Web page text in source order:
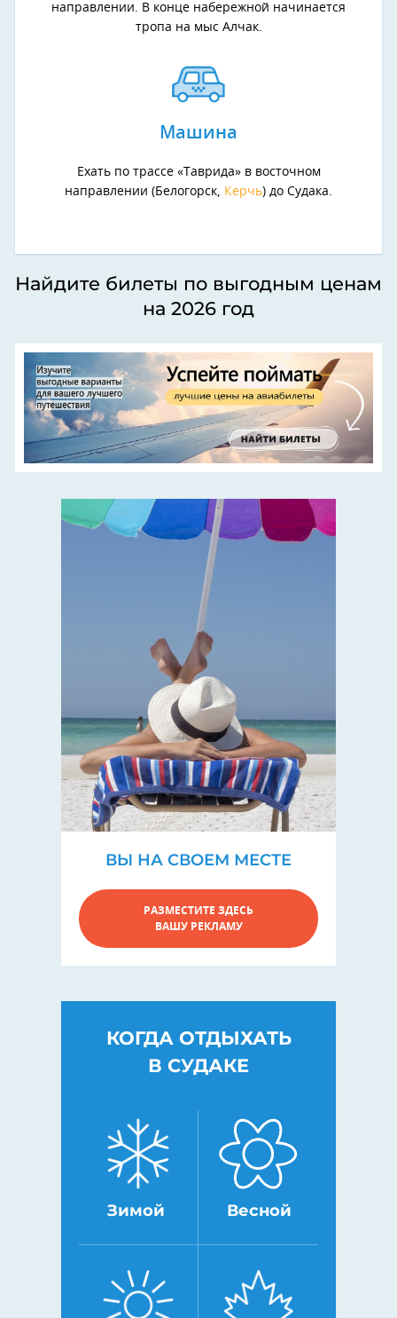
направлении. В конце набережной начинается
тропа на мыс Алчак.
Машина
Ехать по трассе «Таврида» в восточном
направлении (Белогорск, Керчь) до Судака.
Найдите билеты по выгодным ценам
на 2026 год
ВЫ НА СВОЕМ МЕСТЕ
РАЗМЕСТИТЕ ЗДЕСЬ
ВАШУ РЕКЛАМУ
КОГДА ОТДЫХАТЬ
В СУДАКЕ
Зимой Весной